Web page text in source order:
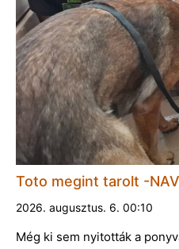
Toto megint tarolt -
2026. augusztus. 6. 00:10
Még ki sem nyitották a